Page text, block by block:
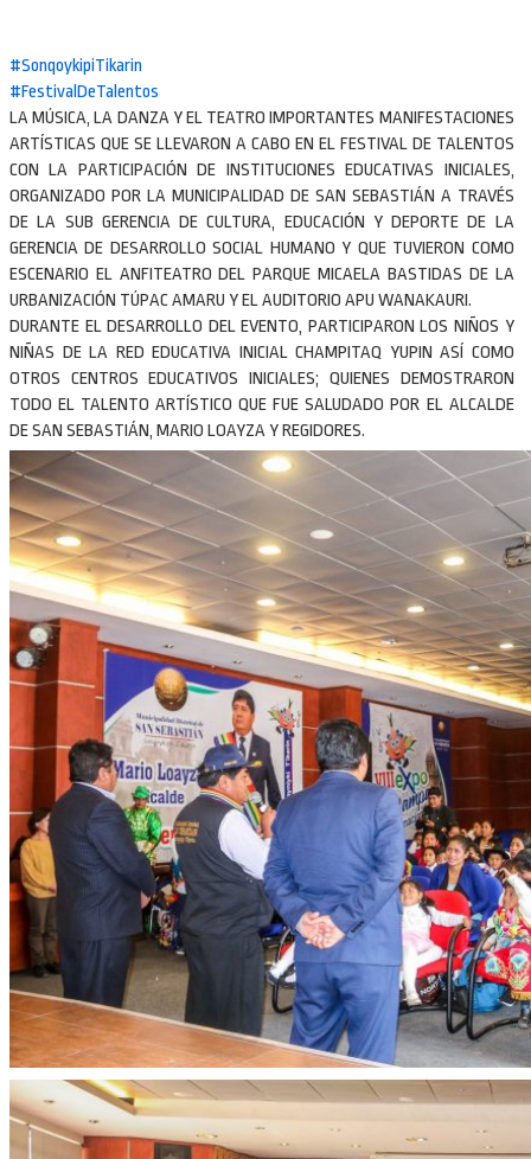
#SonqoykipiTikarin
#FestivalDeTalentos
LA MÚSICA, LA DANZA Y EL TEATRO IMPORTANTES MANIFESTACIONES
ARTÍSTICAS QUE SE LLEVARON A CABO EN EL FESTIVAL DE TALENTOS
CON LA PARTICIPACIÓN DE INSTITUCIONES EDUCATIVAS INICIALES,
ORGANIZADO POR LA MUNICIPALIDAD DE SAN SEBASTIÁN A TRAVÉS
DE LA SUB GERENCIA DE CULTURA, EDUCACIÓN Y DEPORTE DE LA
GERENCIA DE DESARROLLO SOCIAL HUMANO Y QUE TUVIERON COMO
ESCENARIO EL ANFITEATRO DEL PARQUE MICAELA BASTIDAS DE LA
URBANIZACIÓN TÚPAC AMARU Y EL AUDITORIO APU WANAKAURI.
DURANTE EL DESARROLLO DEL EVENTO, PARTICIPARON LOS NIÑOS Y
NIÑAS DE LA RED EDUCATIVA INICIAL CHAMPITAQ YUPIN ASÍ COMO
OTROS CENTROS EDUCATIVOS INICIALES; QUIENES DEMOSTRARON
TODO EL TALENTO ARTÍSTICO QUE FUE SALUDADO POR EL ALCALDE
DE SAN SEBASTIÁN, MARIO LOAYZA Y REGIDORES.